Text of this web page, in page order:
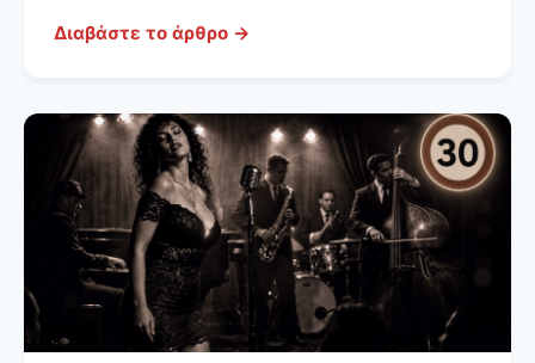
Διαβάστε το άρθρο →